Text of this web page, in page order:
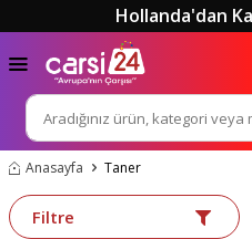
Hollanda'dan
Anasayfa Taner
Filtre